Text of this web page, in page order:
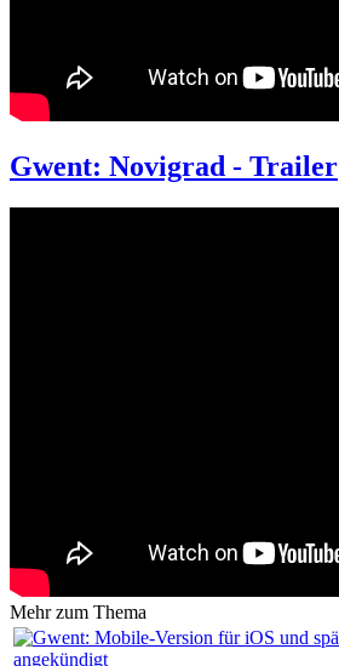
Gwent: Novigrad - Trailer
Mehr zum Thema